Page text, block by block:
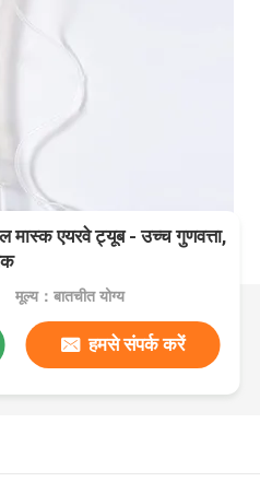
एयरवे ट्यूब - उच्च गुणवत्ता,
मूल्य：बातचीत योग्य
हमसे संपर्क करें